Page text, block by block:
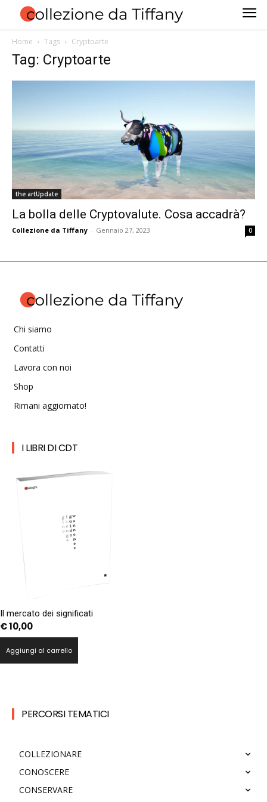
Home Tags Cryptoarte
Tag: Cryptoarte
the artUpdate
La bolla delle Cryptovalute. Cosa accadrà?
Collezione da Tiffany - Gennaio 27, 2023 0
Chi siamo
Contatti
Lavora con noi
Shop
Rimani aggiornato!
I LIBRI DI CDT
Il mercato dei significati
€10,00
Aggiungi al carrello
PERCORSI TEMATICI
COLLEZIONARE
CONOSCERE
CONSERVARE